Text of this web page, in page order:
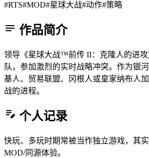
#RTS#MOD#星球大战#动作#策略
作品简介
领导《星球大战™前传 II：克隆人的进
队，参加激烈的实时战略冲突。作为银
基人、贸易联盟、冈根人或皇家纳布人
战的进程。
个人记录
快玩、多玩时期常被当作独立游戏，其
MOD/同源体验。